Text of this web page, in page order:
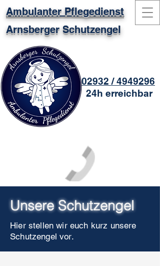
Ambulanter Pflegedienst
Arnsberger Schutzengel
02932 / 4949296
24h erreichbar
Unsere Schutzengel
Hier stellen wir euch kurz unsere
Schutzengel vor.